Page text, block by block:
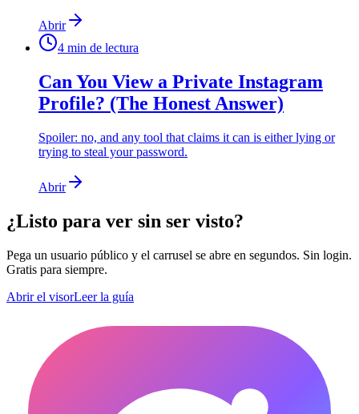
Abrir
4 min de lectura
Can You View a Private Instagram
Profile? (The Honest Answer)
Spoiler: no, and any tool that claims it can is either lying or
trying to steal your password.
Abrir
¿Listo para ver sin ser visto?
Pega un usuario público y el carrusel se abre en segundos. Sin login.
Gratis para siempre.
Abrir el visorLeer la guía